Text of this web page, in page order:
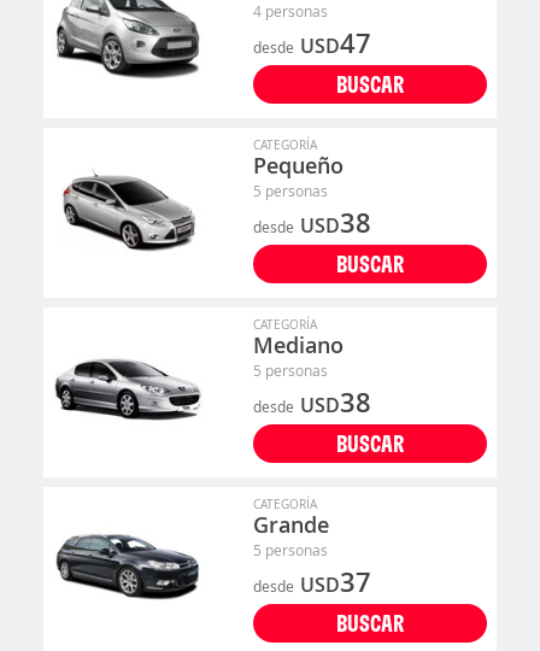
4 personas
desde USD47
BUSCAR
CATEGORÍA
Pequeño
5 personas
desde USD38
BUSCAR
CATEGORÍA
Mediano
5 personas
desde USD38
BUSCAR
CATEGORÍA
Grande
5 personas
desde USD37
BUSCAR